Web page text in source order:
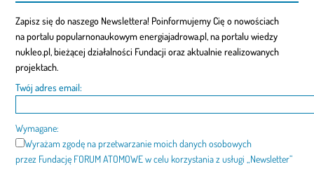
Zapisz się do naszego Newslettera! Poinformujemy Cię o nowościach
na portalu popularnonaukowym energiajadrowa.pl, na portalu wiedzy
nukleo.pl, bieżącej działalności Fundacji oraz aktualnie realizowanych
projektach.
Twój adres email:
Wymagane:
Wyrażam zgodę na przetwarzanie moich danych osobowych
przez Fundację FORUM ATOMOWE w celu korzystania z usługi „Newsletter”